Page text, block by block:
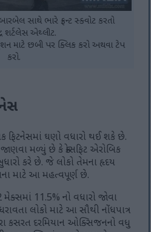
સાથે ભારે ફ્રન્ટ સ્ક્વોટ કરતો
શર્ટલેસ એથ્લીટ.
માટે છબી પર ક્લિક કરો અથવા ટેપ
કરો.
ફિટનેસમાં ઘણો વધારો થઈ શકે છે.
મળ્યું છે કે ક્રોસફિટ એરોબિક
કરે છે. જે લોકો તેમના હૃદય
માટે આ મહત્વપૂર્ણ છે.
મેક્સમાં 11.5% નો વધારો જોવા
લોકો માટે આ સૌથી નોંધપાત્ર
કસરત દરમિયાન ઓક્સિજનનો વધુ